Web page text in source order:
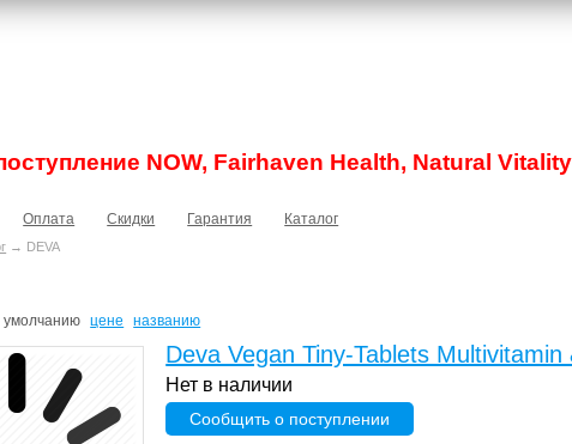
NOW, Fairhaven Health, Natural
Оплата Скидки Гарантия Каталог
→ DEVA
умолчанию цене названию
Deva Vegan Tiny-Tablets
Нет в наличии
Сообщить о поступлении